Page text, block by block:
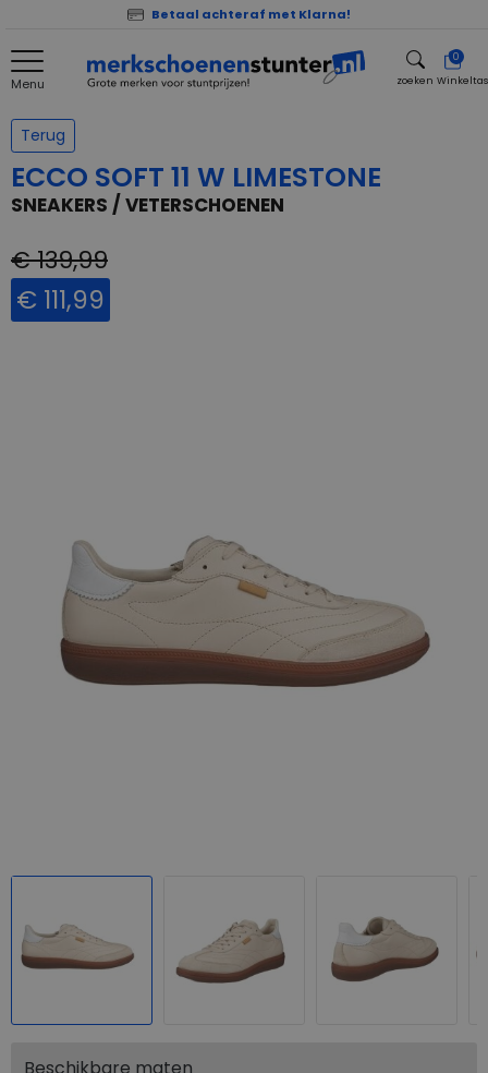
Betaal achteraf met Klarna!
Menu zoeken
0
Winkeltas
Terug
ECCO SOFT 11 W LIMESTONE
SNEAKERS / VETERSCHOENEN
€ 139,99
€ 111,99